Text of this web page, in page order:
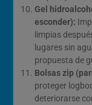
Gel
esconder):
limpias
lugares sin
propuesta de
Bolsas zip
proteger
deteriorarse